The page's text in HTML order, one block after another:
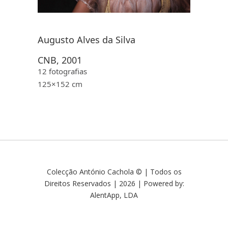
Augusto Alves da Silva
CNB, 2001
12 fotografias
125×152 cm
Colecção António Cachola © | Todos os
Direitos Reservados | 2026 | Powered by:
AlentApp, LDA